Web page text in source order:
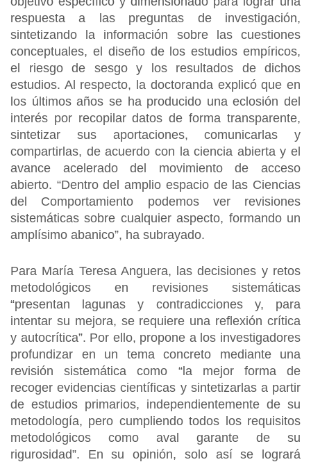
respuesta a las preguntas de investigación,
sintetizando la información sobre las cuestiones
conceptuales, el diseño de los estudios empíricos,
el riesgo de sesgo y los resultados de dichos
estudios. Al respecto, la doctoranda explicó que en
los últimos años se ha producido una eclosión del
interés por recopilar datos de forma transparente,
sintetizar sus aportaciones, comunicarlas y
compartirlas, de acuerdo con la ciencia abierta y el
avance acelerado del movimiento de acceso
abierto. “Dentro del amplio espacio de las Ciencias
del Comportamiento podemos ver revisiones
sistemáticas sobre cualquier aspecto, formando un
amplísimo abanico”, ha subrayado.
Para María Teresa Anguera, las decisiones y retos
metodológicos en revisiones sistemáticas
“presentan lagunas y contradicciones y, para
intentar su mejora, se requiere una reflexión crítica
y autocrítica”. Por ello, propone a los investigadores
profundizar en un tema concreto mediante una
revisión sistemática como “la mejor forma de
recoger evidencias científicas y sintetizarlas a partir
de estudios primarios, independientemente de su
metodología, pero cumpliendo todos los requisitos
metodológicos como aval garante de su
rigurosidad”. En su opinión, solo así se logrará